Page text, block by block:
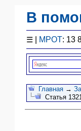
В
☰ МРОТ: 13
Законодательство
F1 - Отчетность
План счетов
Справочник
Упрощенка
Договоры
Главная →
Статья 1321